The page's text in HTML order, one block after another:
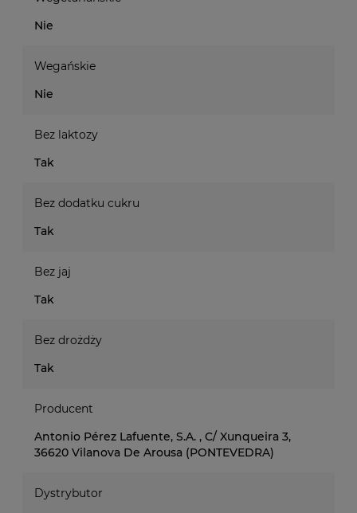
Nie
Wegańskie
Nie
Bez laktozy
Tak
Bez dodatku cukru
Tak
Bez jaj
Tak
Bez drożdży
Tak
Producent
Antonio Pérez Lafuente, S.A. , C/ Xunqueira 3,
36620 Vilanova De Arousa (PONTEVEDRA)
Dystrybutor